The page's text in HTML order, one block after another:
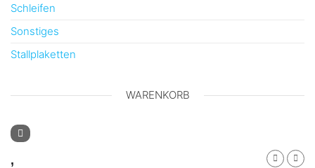
Schleifen
Sonstiges
Stallplaketten
WARENKORB
,